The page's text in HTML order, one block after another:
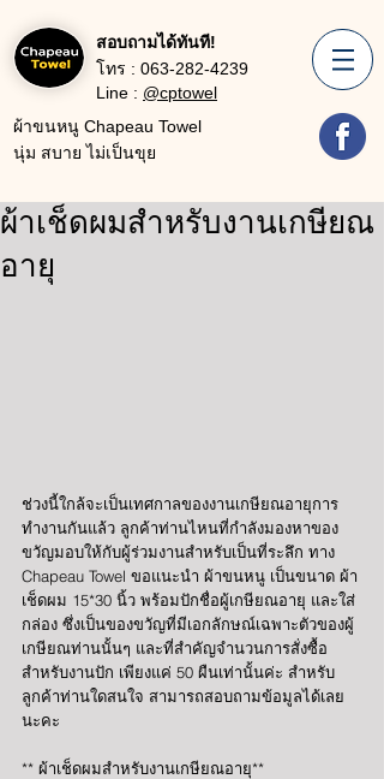
สอบถามได้ทันที!
โทร : 063-282-4239
Line : @cptowel
ผ้าขนหนู Chapeau Towel
นุ่ม สบาย ไม่เป็นขุย
ผ้าเช็ดผมสำหรับงานเกษียณ
อายุ
ช่วงนี้ใกล้จะเป็นเทศกาลของงานเกษียณอายุการ
ทำงานกันแล้ว ลูกค้าท่านไหนที่กำลังมองหาของ
ขวัญมอบให้กับผู้ร่วมงานสำหรับเป็นที่ระลึก ทาง
Chapeau Towel ขอแนะนำ ผ้าขนหนู เป็นขนาด ผ้า
เช็ดผม 15*30 นิ้ว พร้อมปักชื่อผู้เกษียณอายุ และใส่
กล่อง ซึ่งเป็นของขวัญที่มีเอกลักษณ์เฉพาะตัวของผู้
เกษียณท่านนั้นๆ และที่สำคัญจำนวนการสั่งซื้อ
สำหรับงานปัก เพียงแค่ 50 ผืนเท่านั้นค่ะ สำหรับ
ลูกค้าท่านใดสนใจ สามารถสอบถามข้อมูลได้เลย
นะคะ
** ผ้าเช็ดผมสำหรับงานเกษียณอายุ**